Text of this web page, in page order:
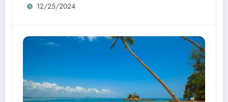
12/25/2024